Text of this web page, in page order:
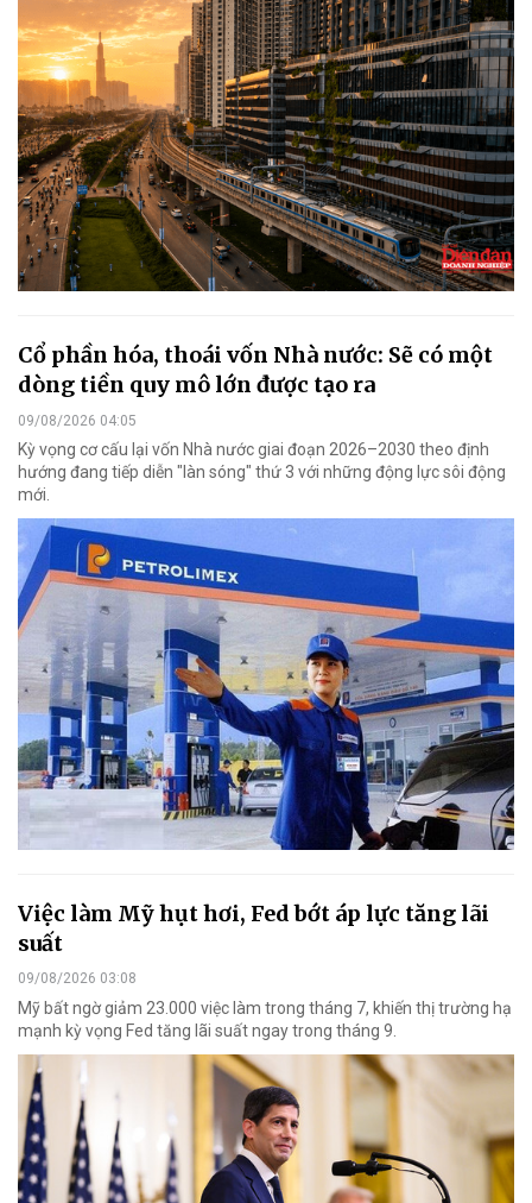
Cổ phần hóa, thoái vốn Nhà nước: Sẽ có một
dòng tiền quy mô lớn được tạo ra
09/08/2026 04:05
Kỳ vọng cơ cấu lại vốn Nhà nước giai đoạn 2026–2030 theo định
hướng đang tiếp diễn "làn sóng" thứ 3 với những động lực sôi động
mới.
Việc làm Mỹ hụt hơi, Fed bớt áp lực tăng lãi
suất
09/08/2026 03:08
Mỹ bất ngờ giảm 23.000 việc làm trong tháng 7, khiến thị trường hạ
mạnh kỳ vọng Fed tăng lãi suất ngay trong tháng 9.